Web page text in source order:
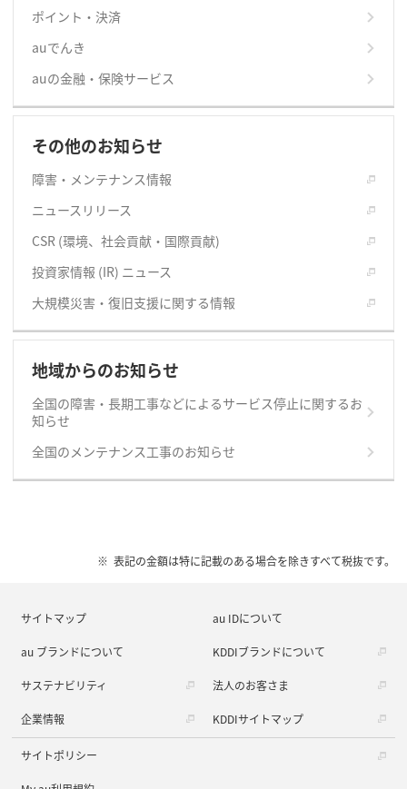
ポイント・決済
auでんき
auの金融・保険サービス
その他のお知らせ
障害・メンテナンス情報
ニュースリリース
CSR (環境、社会貢献・国際貢献)
投資家情報 (IR) ニュース
大規模災害・復旧支援に関する情報
地域からのお知らせ
全国の障害・長期工事などによるサービス停止に関するお
知らせ
全国のメンテナンス工事のお知らせ
表記の金額は特に記載のある場合を除きすべて税抜です。
サイトマップ au IDについて
au ブランドについて KDDIブランドについて
サステナビリティ 法人のお客さま
企業情報 KDDIサイトマップ
サイトポリシー